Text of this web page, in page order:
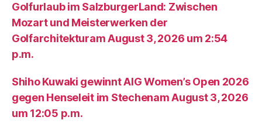
Golfurlaub im SalzburgerLand: Zwischen
Mozart und Meisterwerken der
Golfarchitekturam August 3, 2026 um 2:54
p.m.
Shiho Kuwaki gewinnt AIG Women’s Open 2026
gegen Henseleit im Stechenam August 3, 2026
um 12:05 p.m.